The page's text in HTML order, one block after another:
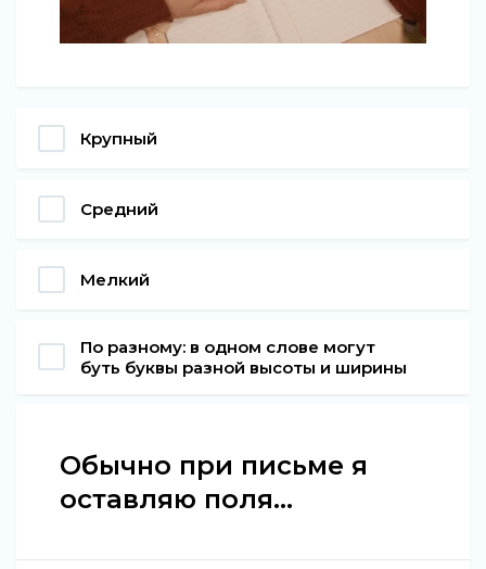
Крупный
Средний
Мелкий
По разному: в одном слове могут
буть буквы разной высоты и ширины
Обычно при письме я
оставляю поля...